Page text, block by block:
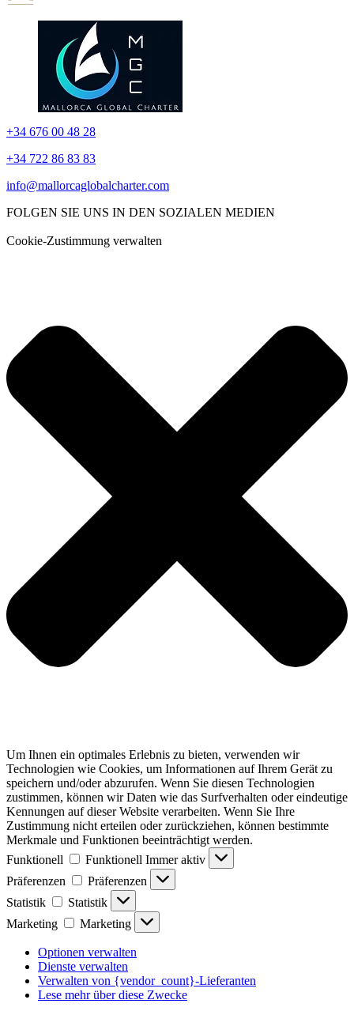
+34 676 00 48 28
+34 722 86 83 83
info@mallorcaglobalcharter.com
FOLGEN SIE UNS IN DEN SOZIALEN MEDIEN
Cookie-Zustimmung verwalten
Um Ihnen ein optimales Erlebnis zu bieten, verwenden wir
Technologien wie Cookies, um Informationen auf Ihrem Gerät zu
speichern und/oder abzurufen. Wenn Sie diesen Technologien
zustimmen, können wir Daten wie das Surfverhalten oder eindeutige
Kennungen auf dieser Website verarbeiten. Wenn Sie Ihre
Zustimmung nicht erteilen oder zurückziehen, können bestimmte
Merkmale und Funktionen beeinträchtigt werden.
Funktionell
Funktionell Immer aktiv
Präferenzen
Präferenzen
Statistik
Statistik
Marketing
Marketing
Optionen verwalten
Dienste verwalten
Verwalten von {vendor_count}-Lieferanten
Lese mehr über diese Zwecke